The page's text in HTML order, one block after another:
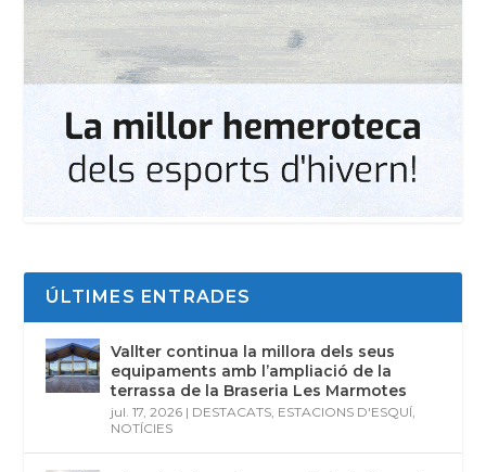
ÚLTIMES ENTRADES
Vallter continua la millora dels seus
equipaments amb l’ampliació de la
terrassa de la Braseria Les Marmotes
jul. 17, 2026 | DESTACATS, ESTACIONS D'ESQUÍ,
NOTÍCIES